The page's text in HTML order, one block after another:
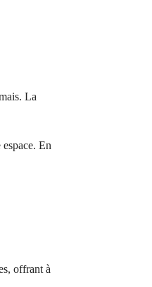
La
En
offrant à